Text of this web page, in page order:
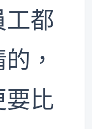
工都
，
要比